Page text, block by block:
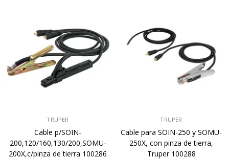
TRUPER
Cable p/SOIN-
200,120/160,130/200,SOMU-
200X,c/pinza de tierra 100286
TRUPER
Cable para SOIN-250 y SOMU-
250X, con pinza de tierra,
Truper 100288